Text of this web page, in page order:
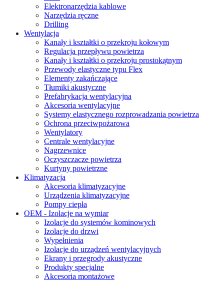
Elektronarzędzia kablowe
Narzędzia ręczne
Drilling
Wentylacja
Kanały i kształtki o przekroju kołowym
Regulacja przepływu powietrza
Kanały i kształtki o przekroju prostokątnym
Przewody elastyczne typu Flex
Elementy zakańczające
Tłumiki akustyczne
Prefabrykacja wentylacyjna
Akcesoria wentylacyjne
Systemy elastycznego rozprowadzania powietrza
Ochrona przeciwpożarowa
Wentylatory
Centrale wentylacyjne
Nagrzewnice
Oczyszczacze powietrza
Kurtyny powietrzne
Klimatyzacja
Akcesoria klimatyzacyjne
Urządzenia klimatyzacyjne
Pompy ciepła
OEM - Izolacje na wymiar
Izolacje do systemów kominowych
Izolacje do drzwi
Wypełnienia
Izolacje do urządzeń wentylacyjnych
Ekrany i przegrody akustyczne
Produkty specjalne
Akcesoria montażowe